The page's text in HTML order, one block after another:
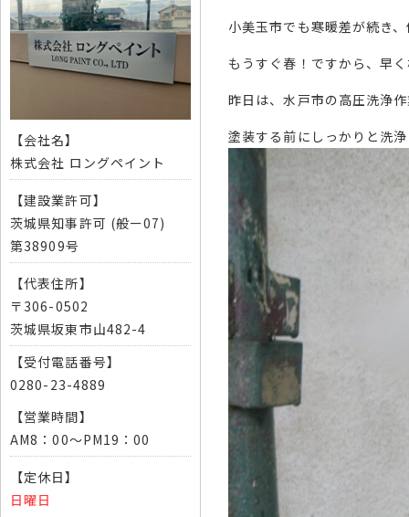
小美玉市でも寒暖差が続き
もうすぐ春！ですから、早
昨日は、水戸市の高圧洗浄
塗装する前にしっかりと洗
【会社名】
株式会社 ロングペイント
【建設業許可】
茨城県知事許可 (般ー07)
第38909号
【代表住所】
〒306-0502
茨城県坂東市山482-4
【受付電話番号】
0280-23-4889
【営業時間】
AM8：00～PM19：00
【定休日】
日曜日